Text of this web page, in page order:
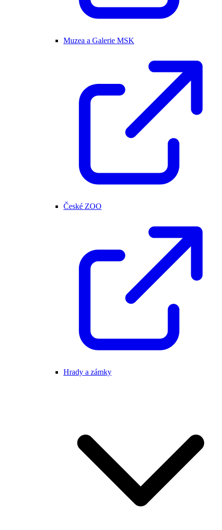
Muzea a Galerie MSK
České ZOO
Hrady a zámky